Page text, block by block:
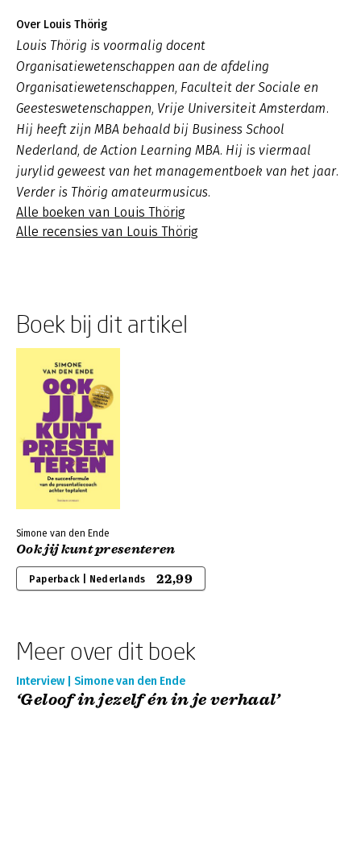
Over Louis Thörig
Louis Thörig is voormalig docent
Organisatiewetenschappen aan de afdeling
Organisatiewetenschappen, Faculteit der Sociale en
Geesteswetenschappen, Vrije Universiteit Amsterdam.
Hij heeft zijn MBA behaald bij Business School
Nederland, de Action Learning MBA. Hij is viermaal
jurylid geweest van het managementboek van het jaar.
Verder is Thörig amateurmusicus.
Alle boeken van Louis Thörig
Alle recensies van Louis Thörig
Boek bij dit artikel
Simone van den Ende
Ook jij kunt presenteren
Paperback | Nederlands 22,99
Meer over dit boek
Interview | Simone van den Ende
‘Geloof in jezelf én in je verhaal’